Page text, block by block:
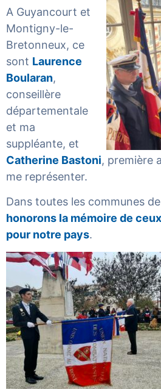
A Guyancourt et
Montigny-le-
Bretonneux, ce
sont Laurence
Boularan,
conseillère
départementale
et ma
suppléante, et
Catherine Bastoni, première
me représenter.
Dans toutes les communes
honorons la mémoire de
pour notre pays.